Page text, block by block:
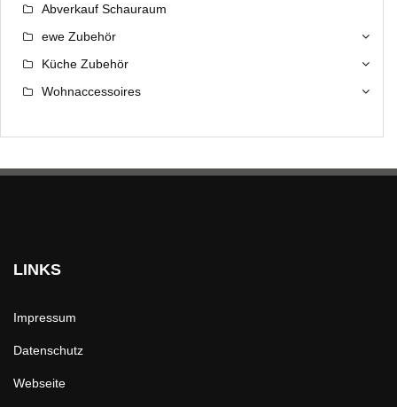
Abverkauf Schauraum
ewe Zubehör
Küche Zubehör
Wohnaccessoires
LINKS
Impressum
Datenschutz
Webseite